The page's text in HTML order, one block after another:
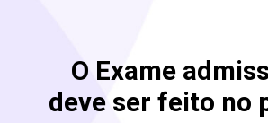
O Exame
deve ser feito no